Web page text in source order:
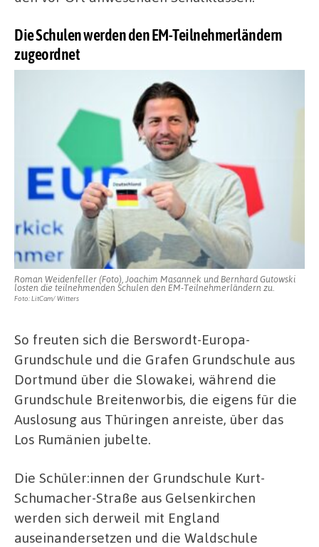
Die Schulen werden den EM-Teilnehmerländern
zugeordnet
Roman Weidenfeller (Foto), Joachim Masannek und Bernhard Gutowski
losten die teilnehmenden Schulen den EM-Teilnehmerländern zu.
Foto: LitCam/ Witters
So freuten sich die Berswordt-Europa-
Grundschule und die Grafen Grundschule aus
Dortmund über die Slowakei, während die
Grundschule Breitenworbis, die eigens für die
Auslosung aus Thüringen anreiste, über das
Los Rumänien jubelte.
Die Schüler:innen der Grundschule Kurt-
Schumacher-Straße aus Gelsenkirchen
werden sich derweil mit England
auseinandersetzen und die Waldschule